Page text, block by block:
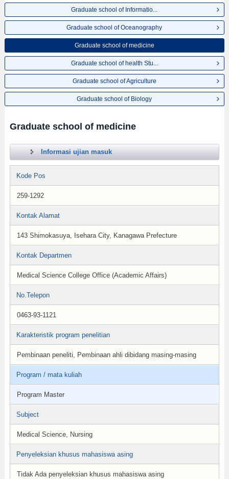
Graduate school of Informatio...
Graduate school of Oceanography
Graduate school of medicine
Graduate school of health Stu...
Graduate school of Agriculture
Graduate school of Biology
Graduate school of medicine
Informasi ujian masuk
Kode Pos
259-1292
Kontak Alamat
143 Shimokasuya, Isehara City, Kanagawa Prefecture
Kontak Departmen
Medical Science College Office (Academic Affairs)
No.Telepon
0463-93-1121
Karakteristik program penelitian
Pembinaan peneliti, Pembinaan ahli dibidang masing-masing
Program / mata kuliah
Program Master
Subject
Medical Science, Nursing
Penyeleksian khusus mahasiswa asing
Tidak Ada penyeleksian khusus mahasiswa asing